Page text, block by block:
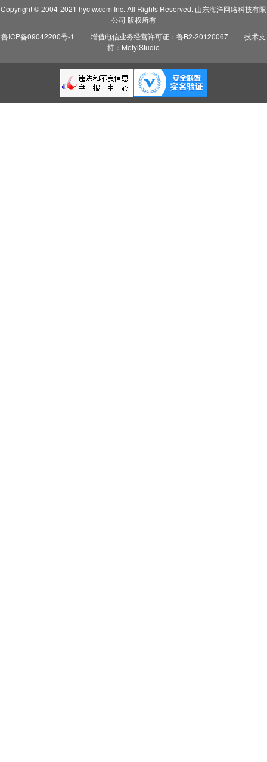
Copyright © 2004-2021 hycfw.com Inc. All Rights Reserved. 山东海洋网络科技有限
公司 版权所有
鲁ICP备09042200号-1
增值电信业务经营许可证：鲁B2-20120067
技术支
持：MofyiStudio